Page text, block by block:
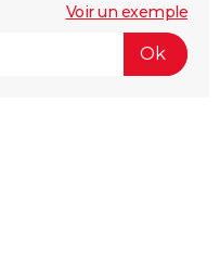
Voir un exemple